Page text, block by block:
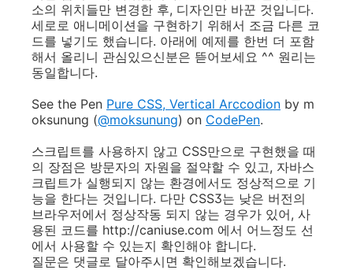
소의 위치들만 변경한 후, 디자인만 바꾼 것입니다.
세로로 애니메이션을 구현하기 위해서 조금 다른 코
드를 넣기도 했습니다. 아래에 예제를 한번 더 포함
해서 올리니 관심있으신분은 뜯어보세요 ^^ 원리는
동일합니다.
See the Pen Pure CSS, Vertical Arccodion by m
oksunung (@moksunung) on CodePen.
스크립트를 사용하지 않고 CSS만으로 구현했을 때
의 장점은 방문자의 자원을 절약할 수 있고, 자바스
크립트가 실행되지 않는 환경에서도 정상적으로 기
능을 한다는 것입니다. 다만 CSS3는 낮은 버전의
브라우저에서 정상작동 되지 않는 경우가 있어, 사
용된 코드를 http://caniuse.com 에서 어느정도 선
에서 사용할 수 있는지 확인해야 합니다.
질문은 댓글로 달아주시면 확인해보겠습니다.